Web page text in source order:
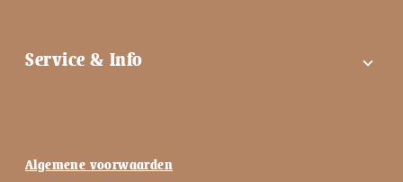
Contactgegevens
Nieuwsbrief
Service & Info expand_more
Keuzehulp ♡
Algemene voorwaarden